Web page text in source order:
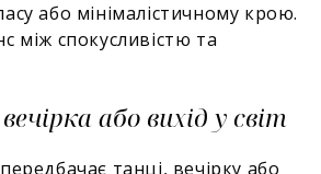
або мінімалістичному крою.
між спокусливістю та
або вихід у світ
танці, вечірку або